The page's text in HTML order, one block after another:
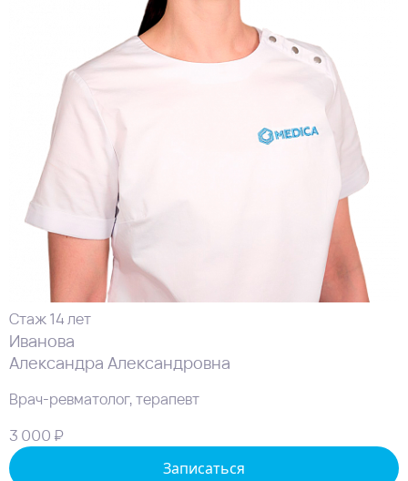
Стаж 14 лет
Иванова
Александра Александровна
Врач-ревматолог, терапевт
3 000 ₽
Записаться